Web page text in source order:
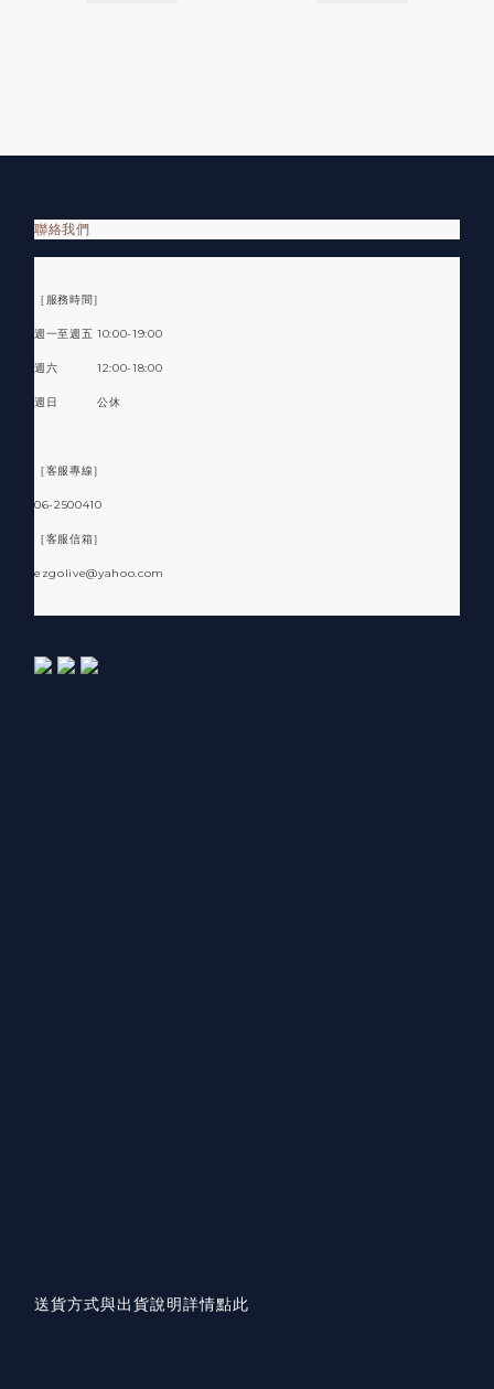
聯絡我們
［服務時間］
週一至週五 10:00-19:00
週六 12:00-18:00
週日 公休
［客服專線］
06-2500410
［客服信箱］
ezgolive@yahoo.com
送貨方式與出貨說明詳情點此